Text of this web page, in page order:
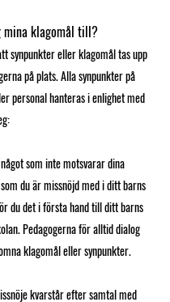
mina klagomål till?
synpunkter eller klagomål tas upp
på plats. Alla synpunkter på
personal hanteras i enlighet med
som inte motsvarar dina
du är missnöjd med i ditt barns
du det i första hand till ditt barns
Pedagogerna för alltid dialog
klagomål eller synpunkter.
kvarstår efter samtal med